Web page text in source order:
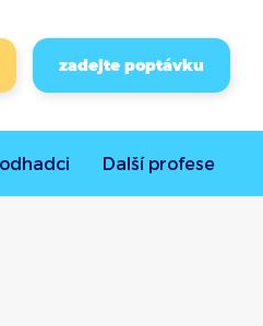
zadejte poptávku
Dalšíprofese